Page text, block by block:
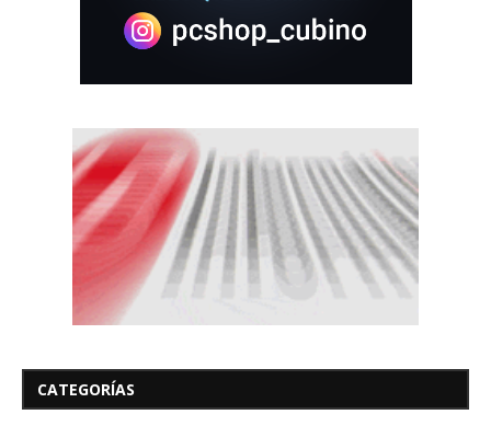
CATEGORÍAS